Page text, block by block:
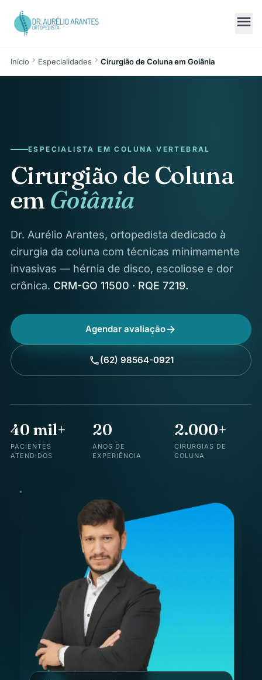
menu
Início chevron_right Especialidades chevron_right Cirurgião de Coluna em Goiânia
ESPECIALISTA EM COLUNA VERTEBRAL
Cirurgião de Coluna
emGoiânia
Dr. Aurélio Arantes, ortopedista dedicado à
cirurgia da coluna com técnicas minimamente
invasivas — hérnia de disco, escoliose e dor
crônica. CRM-GO 11500 · RQE 7219.
Agendar avaliaçãoarrow_forward
call(62) 98564-0921
40 mil+
PACIENTES
ATENDIDOS
20
ANOS DE
EXPERIÊNCIA
2.000+
CIRURGIAS DE
COLUNA